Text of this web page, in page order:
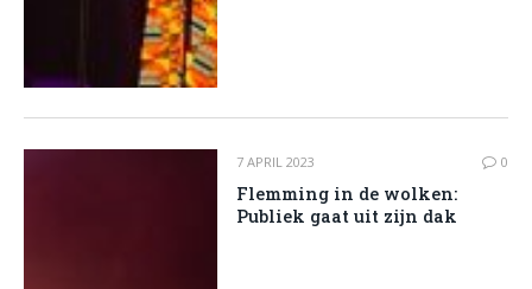
7 APRIL 2023 0
Flemming in de wolken:
Publiek gaat uit zijn dak